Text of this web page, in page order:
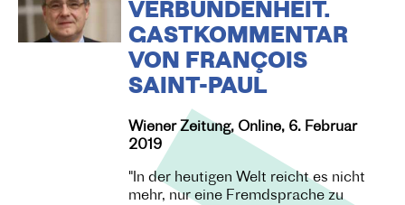
VERBUNDENHEIT.
GASTKOMMENTAR
VON FRANÇOIS
SAINT-PAUL
Wiener Zeitung, Online, 6. Februar
2019
"In der heutigen Welt reicht es nicht
mehr, nur eine Fremdsprache zu